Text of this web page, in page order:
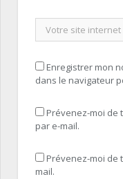
Enregistrer mon
dans le navigateur
Prévenez-moi de
par e-mail.
Prévenez-moi de
mail.